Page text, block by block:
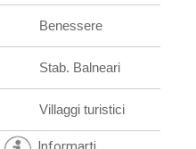
Benessere
Stab. Balneari
Villaggi turistici